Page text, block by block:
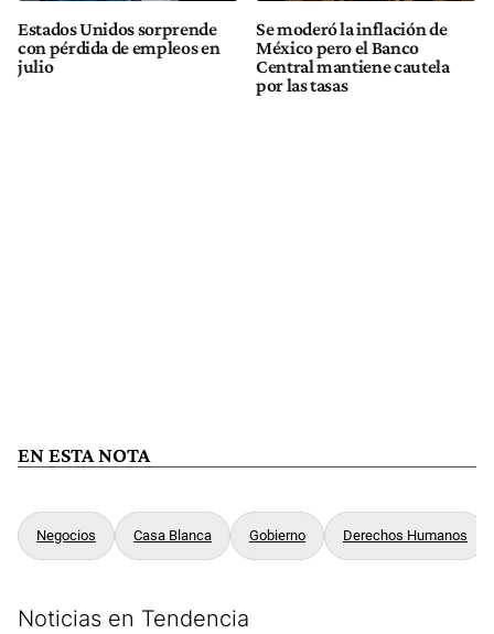
Estados Unidos sorprende
con pérdida de empleos en
julio
Se moderó la inflación de
México pero el Banco
Central mantiene cautela
por las tasas
EN ESTA NOTA
Negocios Casa Blanca Gobierno Derechos Humanos
Noticias en Tendencia